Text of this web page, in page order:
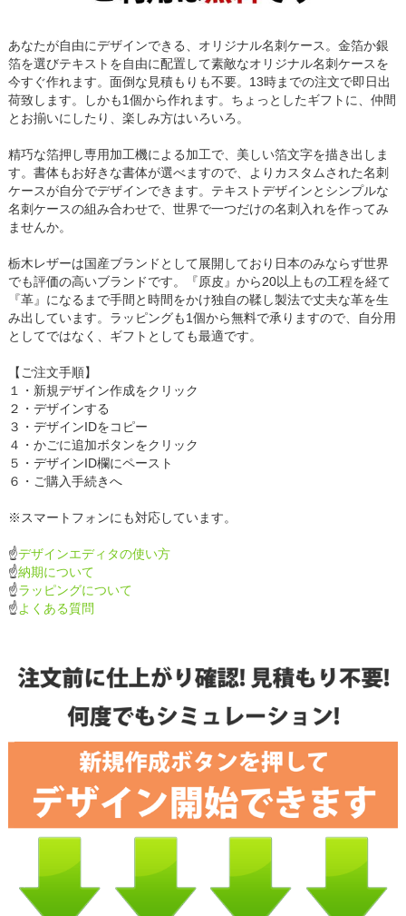
あなたが自由にデザインできる、オリジナル名刺ケース。金箔か銀
箔を選びテキストを自由に配置して素敵なオリジナル名刺ケースを
今すぐ作れます。面倒な見積もりも不要。13時までの注文で即日出
荷致します。しかも1個から作れます。ちょっとしたギフトに、仲間
とお揃いにしたり、楽しみ方はいろいろ。
精巧な箔押し専用加工機による加工で、美しい箔文字を描き出しま
す。書体もお好きな書体が選べますので、よりカスタムされた名刺
ケースが自分でデザインできます。テキストデザインとシンプルな
名刺ケースの組み合わせで、世界で一つだけの名刺入れを作ってみ
ませんか。
栃木レザーは国産ブランドとして展開しており日本のみならず世界
でも評価の高いブランドです。『原皮』から20以上もの工程を経て
『革』になるまで手間と時間をかけ独自の鞣し製法で丈夫な革を生
み出しています。ラッピングも1個から無料で承りますので、自分用
としてではなく、ギフトとしても最適です。
【ご注文手順】
１・新規デザイン作成をクリック
２・デザインする
３・デザインIDをコピー
４・かごに追加ボタンをクリック
５・デザインID欄にペースト
６・ご購入手続きへ
※スマートフォンにも対応しています。
☝デザインエディタの使い方
☝納期について
☝ラッピングについて
☝よくある質問